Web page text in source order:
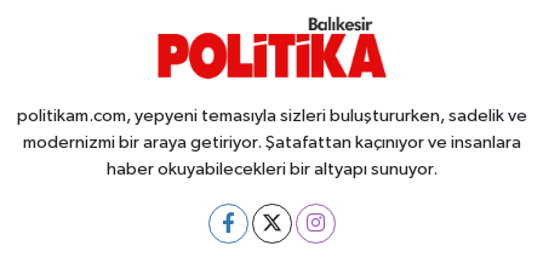
politikam.com, yepyeni temasıyla sizleri buluştururken, sadelik ve
modernizmi bir araya getiriyor. Şatafattan kaçınıyor ve insanlara
haber okuyabilecekleri bir altyapı sunuyor.